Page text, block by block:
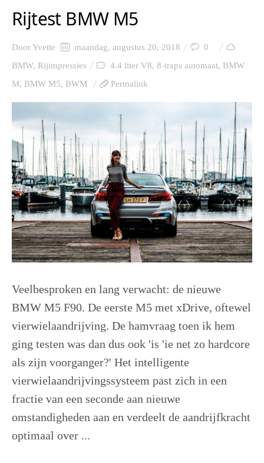
Rijtest BMW M5
DoorYvette maandag, augustus 20, 2018
0
BMW, Rijimpressies 4.4 liter V8, 8-traps automaat, BMW
M, BMW M5, BWM Permalink
Veelbesproken en lang verwacht: de nieuwe
BMW M5 F90. De eerste M5 met xDrive, oftewel
vierwielaandrijving. De hamvraag toen ik hem
ging testen was dan dus ook 'is 'ie net zo hardcore
als zijn voorganger?' Het intelligente
vierwielaandrijvingssysteem past zich in een
fractie van een seconde aan nieuwe
omstandigheden aan en verdeelt de aandrijfkracht
optimaal over ...